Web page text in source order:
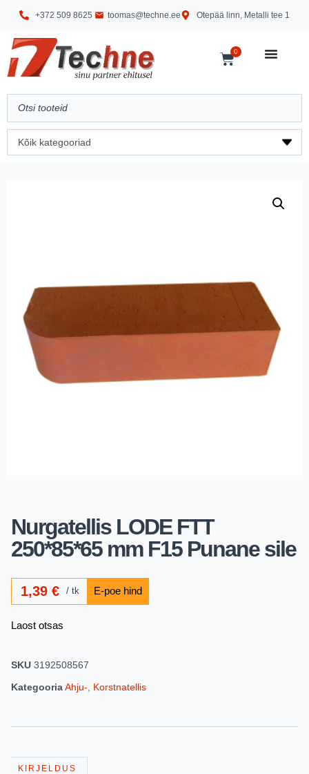
+372 509 8625 toomas@techne.ee Otepää linn, Metalli tee 1
0
Nurgatellis LODE FTT
250*85*65 mm F15 Punane sile
1,39€ tk
Laost otsas
SKU 3192508567
KategooriaAhju-, Korstnatellis
KIRJELDUS